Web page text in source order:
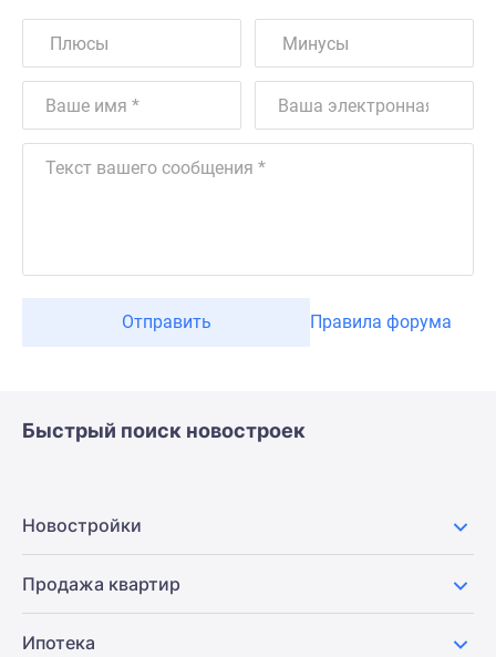
Отправить Правила форума
Быстрый поиск новостроек
Новостройки
Продажа квартир
Ипотека